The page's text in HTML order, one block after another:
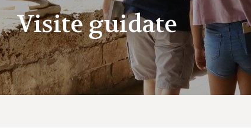
Visite guidate